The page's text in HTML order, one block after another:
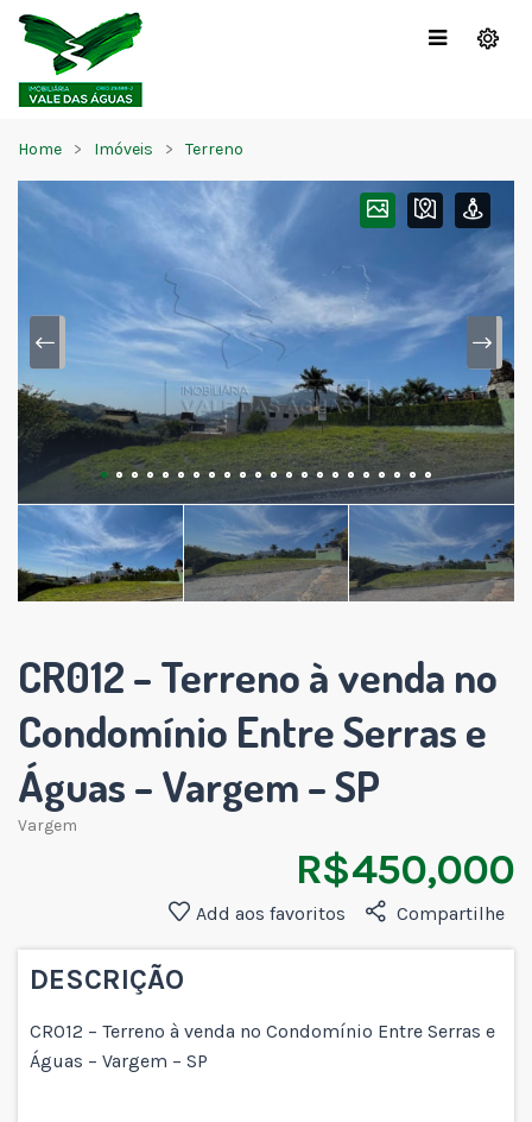
Home Imóveis Terreno
CR012 – Terreno à venda no
Condomínio Entre Serras e
Águas – Vargem – SP
Vargem
R$ 450,000
Compartilhe
Add aos favoritos
DESCRIÇÃO
CR012 – Terreno à venda no Condomínio Entre Serras e
Águas – Vargem – SP